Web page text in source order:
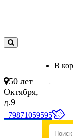
В
50 лет
Октября,
д.9
+79871059595